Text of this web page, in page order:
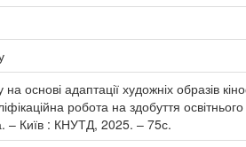
основі адаптації художніх образів
робота на здобуття
– Київ : КНУТД, 2025. – 75с.